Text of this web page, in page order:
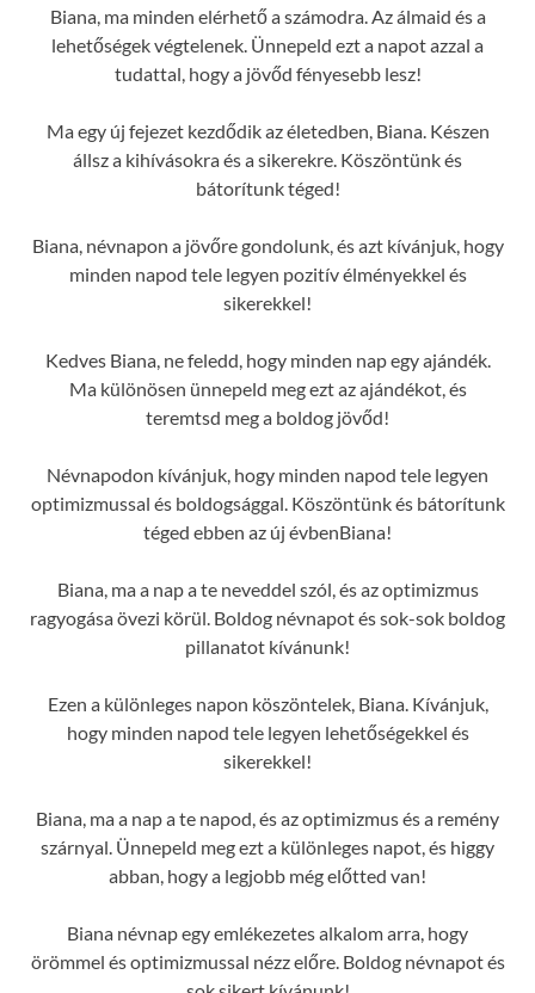
Biana, ma minden elérhető a számodra. Az álmaid és a
lehetőségek végtelenek. Ünnepeld ezt a napot azzal a
tudattal, hogy a jövőd fényesebb lesz!
Ma egy új fejezet kezdődik az életedben, Biana. Készen
állsz a kihívásokra és a sikerekre. Köszöntünk és
bátorítunk téged!
Biana, névnapon a jövőre gondolunk, és azt kívánjuk, hogy
minden napod tele legyen pozitív élményekkel és
sikerekkel!
Kedves Biana, ne feledd, hogy minden nap egy ajándék.
Ma különösen ünnepeld meg ezt az ajándékot, és
teremtsd meg a boldog jövőd!
Névnapodon kívánjuk, hogy minden napod tele legyen
optimizmussal és boldogsággal. Köszöntünk és bátorítunk
téged ebben az új évbenBiana!
Biana, ma a nap a te neveddel szól, és az optimizmus
ragyogása övezi körül. Boldog névnapot és sok-sok boldog
pillanatot kívánunk!
Ezen a különleges napon köszöntelek, Biana. Kívánjuk,
hogy minden napod tele legyen lehetőségekkel és
sikerekkel!
Biana, ma a nap a te napod, és az optimizmus és a remény
szárnyal. Ünnepeld meg ezt a különleges napot, és higgy
abban, hogy a legjobb még előtted van!
Biana névnap egy emlékezetes alkalom arra, hogy
örömmel és optimizmussal nézz előre. Boldog névnapot és